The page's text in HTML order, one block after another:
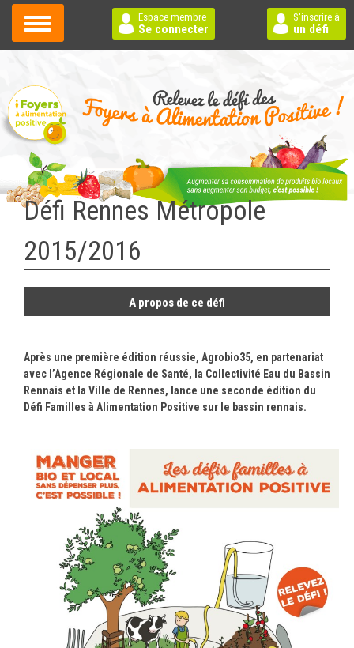
Espace membre
Se connecter
S'inscrire à
un défi
Défi Rennes Métropole
2015/2016
A propos de ce défi
Après une première édition réussie, Agrobio35, en partenariat
avec l’Agence Régionale de Santé, la Collectivité Eau du Bassin
Rennais et la Ville de Rennes, lance une seconde édition du
Défi Familles à Alimentation Positive sur le bassin rennais.